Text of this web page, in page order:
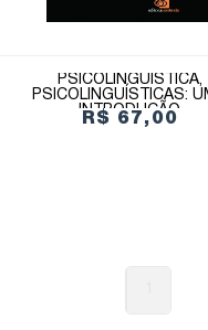
PSICOLINGUÍSTICA,
PSICOLINGUÍSTICAS:
INTRODUÇÃO
R$ 67,00